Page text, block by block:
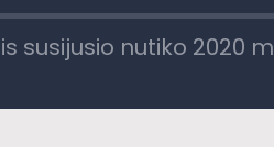
susijusio nutiko 2020